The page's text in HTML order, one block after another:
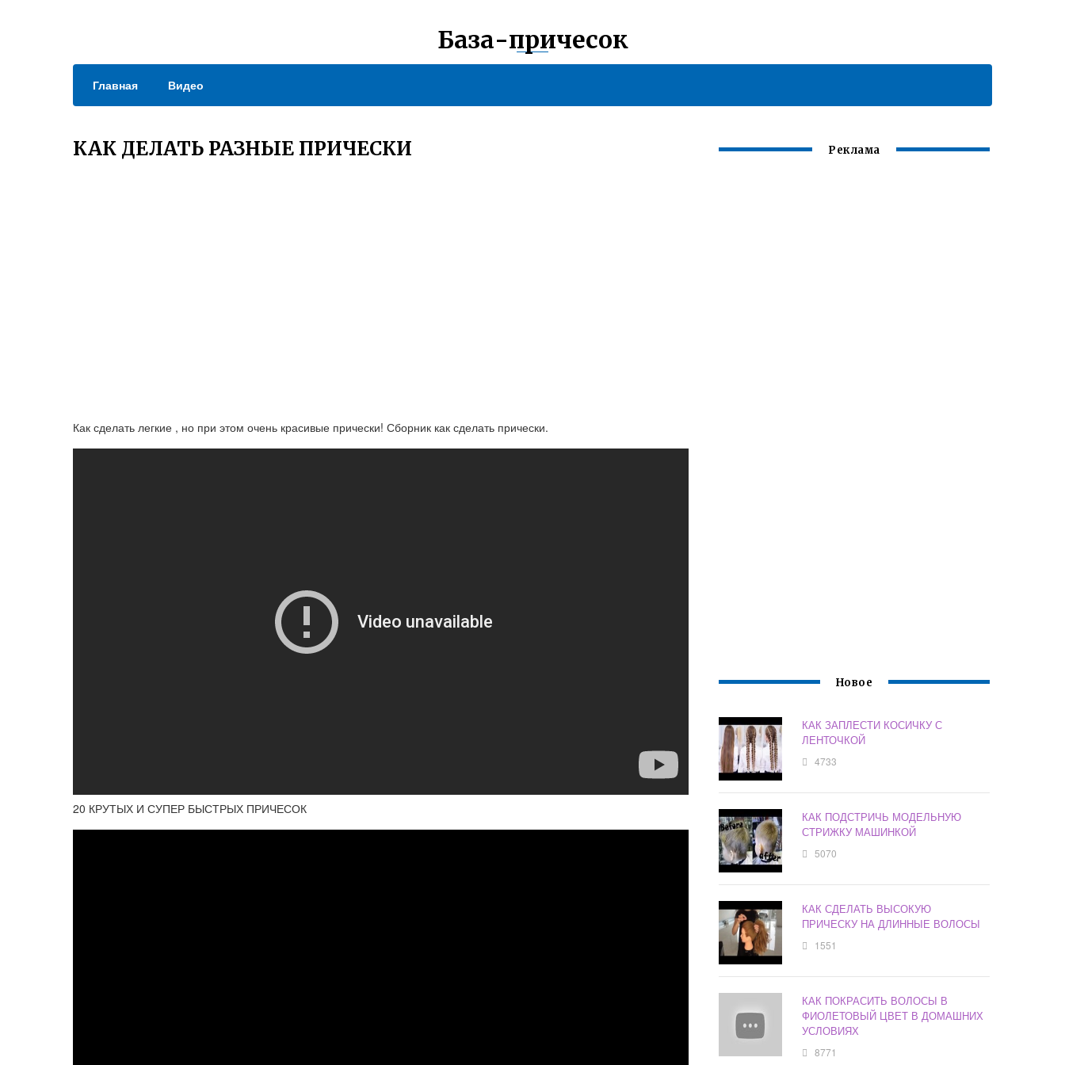
База-причесок
Главная Видео
КАК ДЕЛАТЬ РАЗНЫЕ ПРИЧЕСКИ
Как сделать легкие , но при этом очень красивые прически! Сборник как сделать прически.
20 КРУТЫХ И СУПЕР БЫСТРЫХ ПРИЧЕСОК
Реклама
Новое
КАК ЗАПЛЕСТИ КОСИЧКУ С
ЛЕНТОЧКОЙ
4733
КАК ПОДСТРИЧЬ МОДЕЛЬНУЮ
СТРИЖКУ МАШИНКОЙ
5070
КАК СДЕЛАТЬ ВЫСОКУЮ
ПРИЧЕСКУ НА ДЛИННЫЕ ВОЛОСЫ
1551
КАК ПОКРАСИТЬ ВОЛОСЫ В
ФИОЛЕТОВЫЙ ЦВЕТ В ДОМАШНИХ
УСЛОВИЯХ
8771